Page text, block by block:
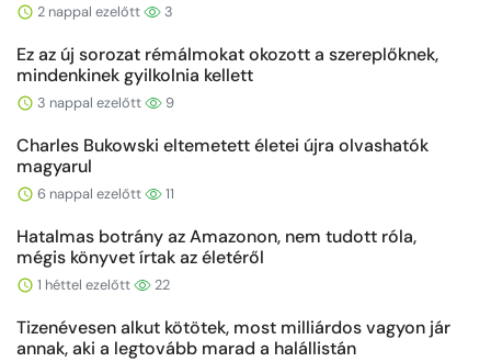
2 nappal ezelőtt 3
Ez az új sorozat rémálmokat okozott a szereplőknek,
mindenkinek gyilkolnia kellett
3 nappal ezelőtt 9
Charles Bukowski eltemetett életei újra olvashatók
magyarul
6 nappal ezelőtt 11
Hatalmas botrány az Amazonon, nem tudott róla,
mégis könyvet írtak az életéről
1 héttel ezelőtt 22
Tizenévesen alkut kötötek, most milliárdos vagyon jár
annak, aki a legtovább marad a halállistán